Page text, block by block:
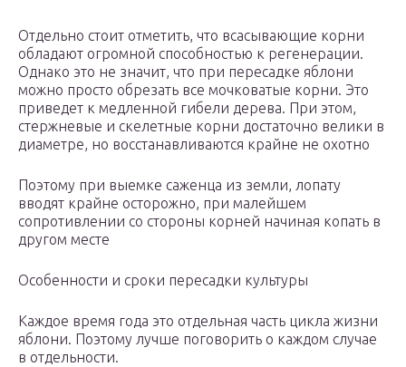
Отдельно стоит отметить, что всасывающие корни
обладают огромной способностью к регенерации.
Однако это не значит, что при пересадке яблони
можно просто обрезать все мочковатые корни. Это
приведет к медленной гибели дерева. При этом,
стержневые и скелетные корни достаточно велики в
диаметре, но восстанавливаются крайне не охотно
Поэтому при выемке саженца из земли, лопату
вводят крайне осторожно, при малейшем
сопротивлении со стороны корней начиная копать в
другом месте
Особенности и сроки пересадки культуры
Каждое время года это отдельная часть цикла жизни
яблони. Поэтому лучше поговорить о каждом случае
в отдельности.